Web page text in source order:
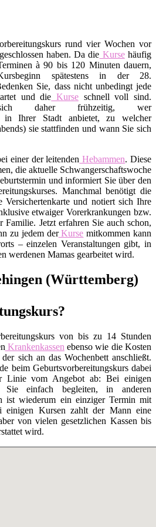
rund vier Wochen vor
haben. Da die Kursehäufig
à 90 bis 120 Minuten dauern,
spätestens in der 28.
Sie, dass nicht unbedingt jede
und die Kurseschnell voll sind.
daher frühzeitig, wer
in Ihrer Stadt anbietet, zu welcher
sie stattfinden und wann Sie sich
einer der leitenden Hebammen. Diese
die aktuelle Schwangerschaftswoche
und informiert Sie über den
Manchmal benötigt die
Versichertenkarte und notiert sich Ihre
etwaiger Vorerkrankungen bzw.
Familie. Jetzt erfahren Sie auch schon,
zu jedem derKurse mitkommen kann
– einzelen Veranstaltungen gibt, in
werdenen Mamas gearbeitet wird.
(Württemberg)
von bis zu 14 Stunden
Krankenkassen ebenso wie die Kosten
der sich an das Wochenbett anschließt.
beim Geburtsvorbereitungskurs dabei
Linie vom Angebot ab: Bei einigen
einfach begleiten, in anderen
ist wiederum ein einziger Termin mit
einigen Kursen zahlt der Mann eine
von vielen gesetzlichen Kassen bis
wird.